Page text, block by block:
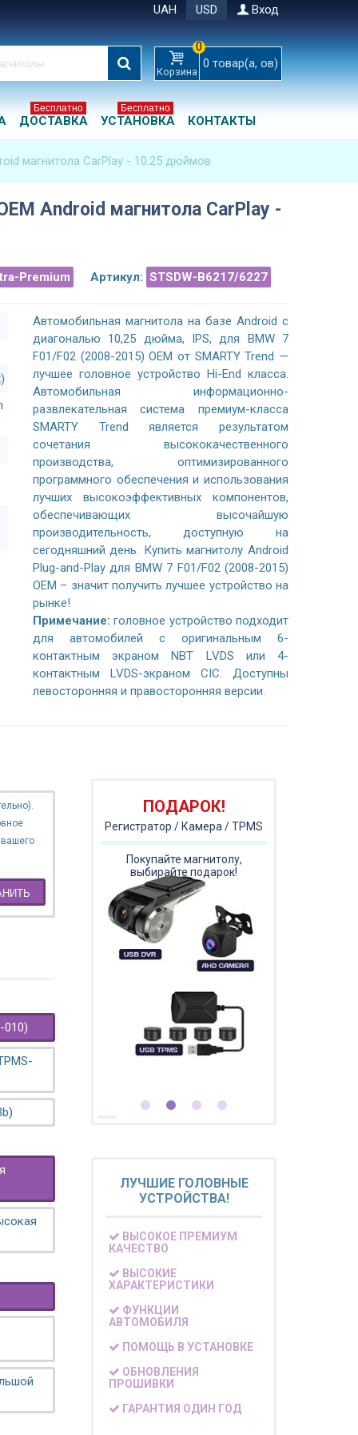
UAH USD Вход
Корзина
0
0 товар(а, ов)
ДОСТАВКА
Бесплатно
УСТАНОВКА
Бесплатно
КОНТАКТЫ
магнитола CarPlay - 10.25 дюймов
Android магнитола CarPlay -
Premium Артикул: STSDW-B6217/6227
Автомобильная магнитола на базе Android с
диагональю 10,25 дюйма, IPS, для BMW 7
F01/F02 (2008-2015) OEM от SMARTY Trend —
лучшее головное устройство Hi-End класса.
Автомобильная информационно-
развлекательная система премиум-класса
SMARTY Trend является результатом
сочетания высококачественного
производства, оптимизированного
программного обеспечения и использования
лучших высокоэффективных компонентов,
обеспечивающих высочайшую
производительность, доступную на
сегодняшний день. Купить магнитолу Android
Plug-and-Play для BMW 7 F01/F02 (2008-2015)
OEM – значит получить лучшее устройство на
рынке!
Примечание: головное устройство подходит
для автомобилей с оригинальным 6-
контактным экраном NBT LVDS или 4-
контактным LVDS-экраном CIC. Доступны
левосторонняя и правосторонняя версии.
010)
ПОДАРОК!
Регистратор / Камера / TPMS
Покупайте магнитолу,
выбирайте подарок!
ЛУЧШИЕ ГОЛОВНЫЕ
УСТРОЙСТВА!
ВЫСОКОЕ ПРЕМИУМ
КАЧЕСТВО
ВЫСОКИЕ
ХАРАКТЕРИСТИКИ
ФУНКЦИИ
АВТОМОБИЛЯ
ПОМОЩЬ В УСТАНОВКЕ
ОБНОВЛЕНИЯ
ПРОШИВКИ
ГАРАНТИЯ ОДИН ГОД